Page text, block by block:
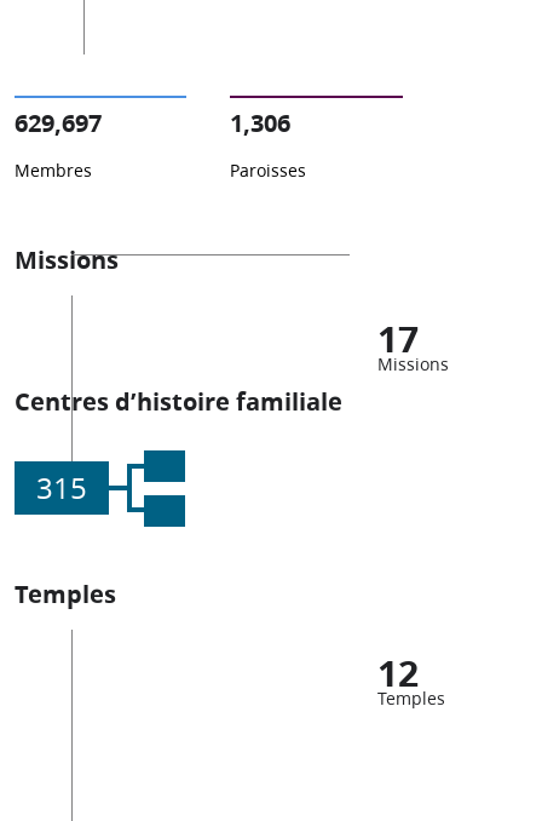
629,697
Membres
1,306
Paroisses
Missions
17
Missions
Centres d’histoire familiale
315
Temples
12
Temples